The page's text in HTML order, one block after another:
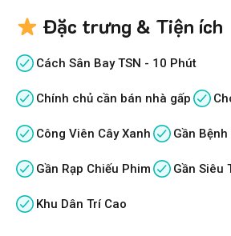
Đặc trưng & Tiện ích
Cách Sân Bay TSN - 10 Phút
Chính chủ cần bán nhà gấp
Công Viên Cây Xanh Gần Bệnh
Gần Rạp Chiếu Phim Gần Siêu
Khu Dân Trí Cao